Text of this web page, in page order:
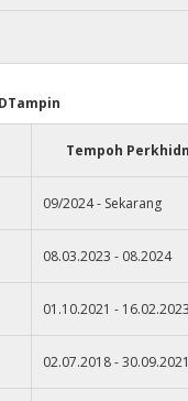
Tempoh
09/2024 - Sekarang
08.03.2023 - 08.2024
01.10.2021 -
02.07.2018 -